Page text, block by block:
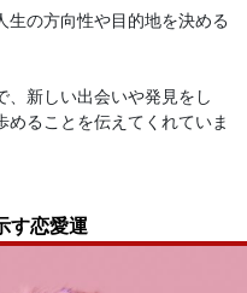
生の方向性や目的地を決める
、新しい出会いや発見をし
ることを伝えてくれていま
す恋愛運